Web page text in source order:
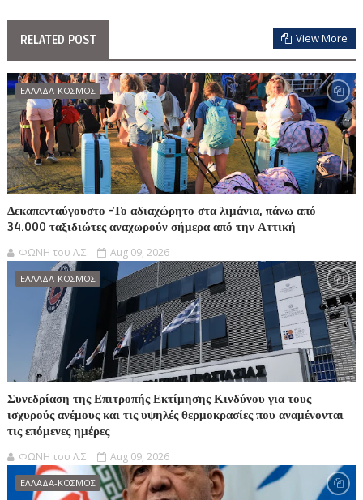
RELATED POST View More
ΕΛΛΑΔΑ-ΚΟΣΜΟΣ
Δεκαπενταύγουστο -Το αδιαχώρητο στα λιμάνια, πάνω από
34.000 ταξιδιώτες αναχωρούν σήμερα από την Αττική
ΦΩΝΗ του Λ.Σ. Aug 09, 2026
ΕΛΛΑΔΑ-ΚΟΣΜΟΣ
Συνεδρίαση της Επιτροπής Εκτίμησης Κινδύνου για τους
ισχυρούς ανέμους και τις υψηλές θερμοκρασίες που αναμένονται
τις επόμενες ημέρες
ΦΩΝΗ του Λ.Σ. Aug 09, 2026
ΕΛΛΑΔΑ-ΚΟΣΜΟΣ